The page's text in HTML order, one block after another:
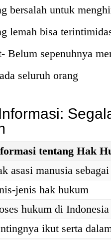
bersalah untuk
lemah bisa
Belum sepenuhnya
seluruh orang
tentang Hak
asasi manusia
jenis hak hukum
hukum di Indonesia
ikut serta